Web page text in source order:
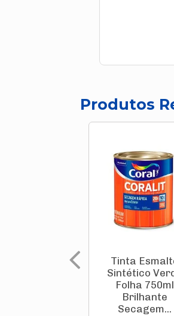
Produtos
Tinta
Sintético
Folha 750ml
Brilhante
Secagem...